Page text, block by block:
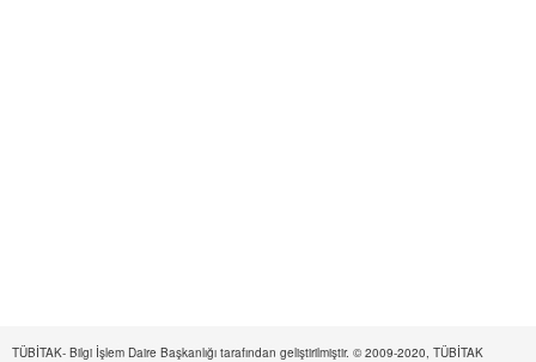
TÜBİTAK- Bilgi İşlem Daire Başkanlığı tarafından geliştirilmiştir. © 2009-2020, TÜBİTAK